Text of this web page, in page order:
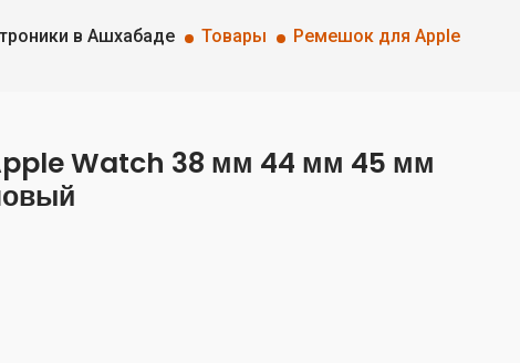
в Ашхабаде Товары Ремешок для Apple
Watch 38 мм 44 мм 45 мм